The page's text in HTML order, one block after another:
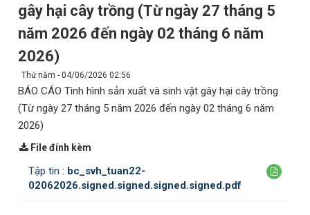
gây hại cây trồng (Từ ngày 27 tháng 5
năm 2026 đến ngày 02 tháng 6 năm
2026)
Thứ năm - 04/06/2026 02:56
BÁO CÁO Tình hình sản xuất và sinh vật gây hại cây trồng
(Từ ngày 27 tháng 5 năm 2026 đến ngày 02 tháng 6 năm
2026)
File đính kèm
Tập tin : bc_svh_tuan22-
02062026.signed.signed.signed.signed.pdf